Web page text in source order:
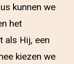
kunnen we
het
als Hij, een
kiezen we